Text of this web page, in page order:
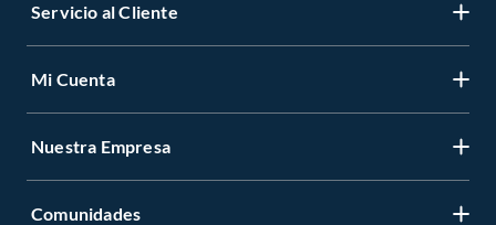
Servicio al Cliente
Mi Cuenta
Nuestra Empresa
Comunidades